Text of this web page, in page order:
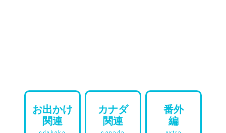
お出かけ
関連
カナダ
関連
番外
編